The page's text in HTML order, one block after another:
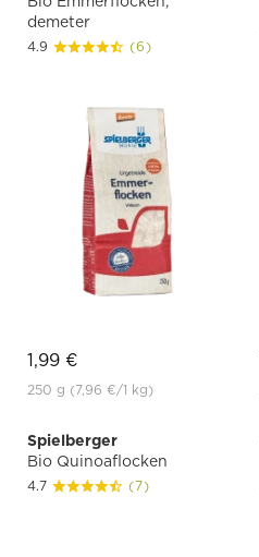
demeter
4.9 (6)
1,99 €
250 g (7,96 €/1 kg)
Spielberger
Bio Quinoaflocken
4.7 (7)